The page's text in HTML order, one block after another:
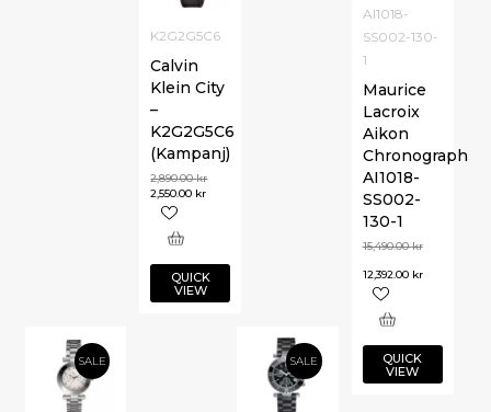
AI1018-
SS002-130-
1
Maurice
Lacroix
Aikon
Chronograph
AI1018-
SS002-
130-1
15,490.00kr
12,392.00 kr
QUICK
VIEW
K2G2G5C6
Calvin
Klein City
–
K2G2G5C6
(Kampanj)
2,890.00kr
2,550.00 kr
QUICK
VIEW
SALE
SALE